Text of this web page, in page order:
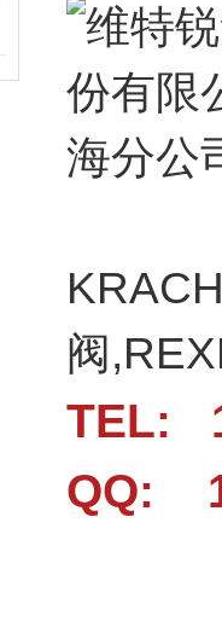
阀
TEL:
QQ: